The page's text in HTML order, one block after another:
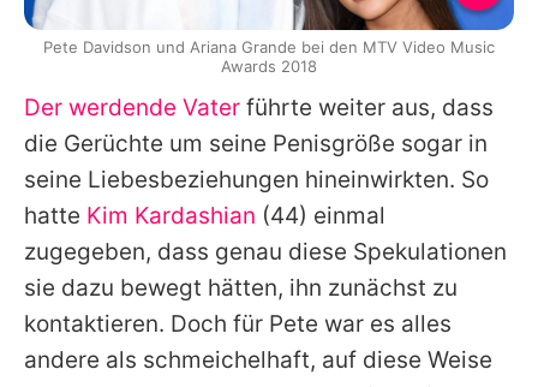
Der werdende Vater führte weiter aus, dass
die Gerüchte um seine Penisgröße sogar in
seine Liebesbeziehungen hineinwirkten. So
hatte Kim Kardashian (44) einmal
zugegeben, dass genau diese Spekulationen
sie dazu bewegt hätten, ihn zunächst zu
kontaktieren. Doch für Pete war es alles
andere als schmeichelhaft, auf diese Weise
Pete Davidson und Ariana Grande bei den MTV Video Music
Awards 2018